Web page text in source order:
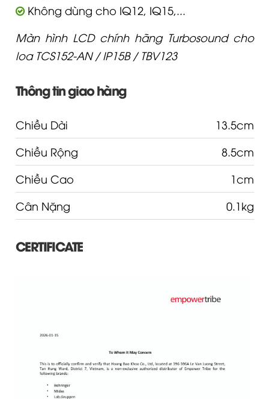
Không dùng cho IQ12, IQ15,...
Màn hình LCD chính hãng Turbosound cho
loa TCS152-AN / IP15B / TBV123
Thông tin giao hàng
Chiều Dài
13.5cm
Chiều Rộng
8.5cm
Chiều Cao
1cm
Cân Nặng
0.1kg
CERTIFICATE